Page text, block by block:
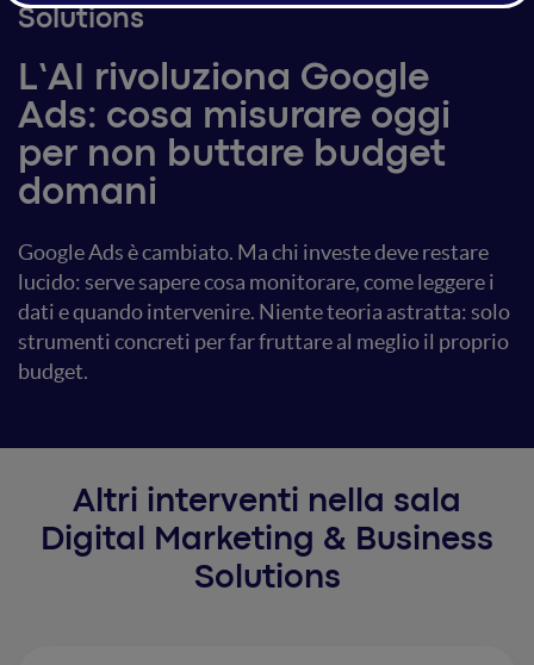
Solutions
L’AI rivoluziona Google
Ads: cosa misurare oggi
per non buttare budget
domani
Google Ads è cambiato. Ma chi investe deve restare
lucido: serve sapere cosa monitorare, come leggere i
dati e quando intervenire. Niente teoria astratta: solo
strumenti concreti per far fruttare al meglio il proprio
budget.
Altri interventi nella sala
Digital Marketing & Business
Solutions